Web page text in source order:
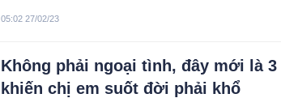
05:02 27/02/23
Không phải ngoại tình, đây mới là 3
khiến chị em suốt đời phải khổ